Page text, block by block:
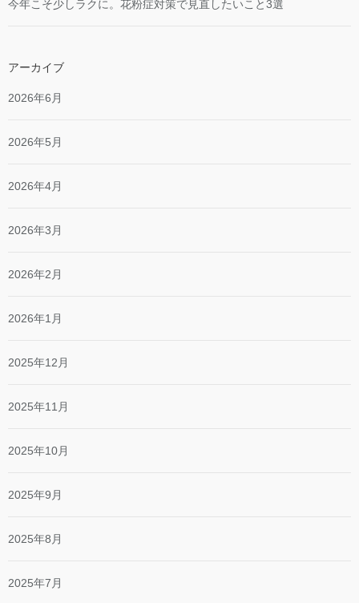
今年こそ少しラクに。花粉症対策で見直したいこと3選
アーカイブ
2026年6月
2026年5月
2026年4月
2026年3月
2026年2月
2026年1月
2025年12月
2025年11月
2025年10月
2025年9月
2025年8月
2025年7月